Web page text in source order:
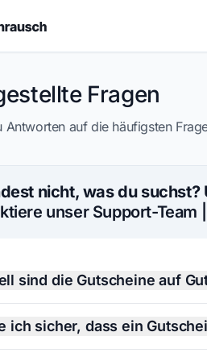
Fragen
Antworten auf die häufigsten
nicht, was du
unser Support-Team |
sind die Gutscheine auf
kümmert sich regelmäßig
die Angebote laufend,
ich sicher, dass ein
unser Bestes, dir nur gültige